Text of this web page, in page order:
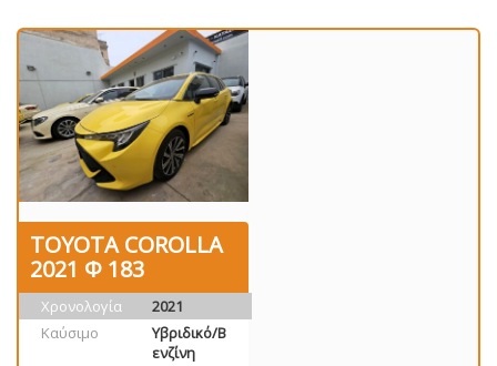
TOYOTA COROLLA
2021 Φ 183
Χρονολογία
2021
Καύσιμο
Υβριδικό/Β
ενζίνη